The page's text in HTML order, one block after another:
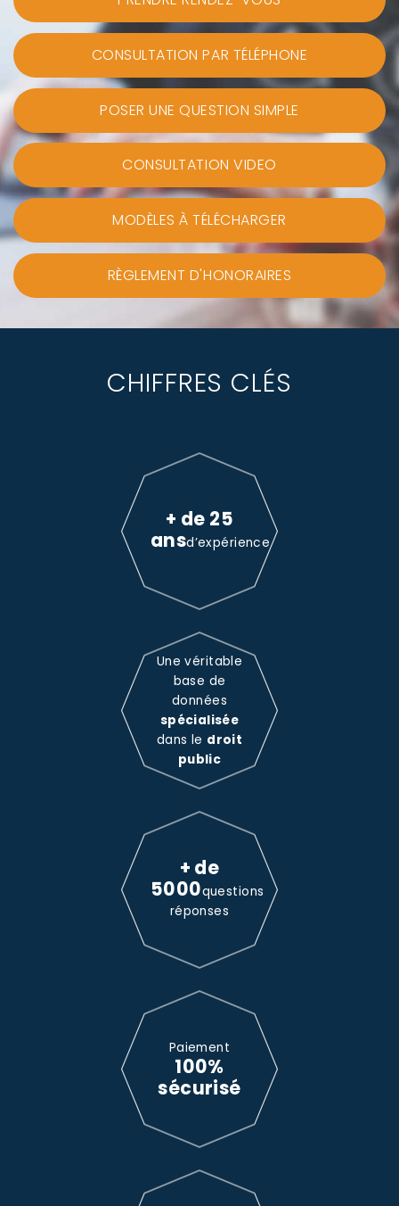
CONSULTATION PAR TÉLÉPHONE
POSER UNE QUESTION SIMPLE
CONSULTATION VIDEO
MODÈLES À TÉLÉCHARGER
RÈGLEMENT D'HONORAIRES
CHIFFRES CLÉS
+ de 25
ansd’expérience
Une véritable
base de
données
spécialisée
dans le droit
public
+ de
5000questions
réponses
Paiement
100%
sécurisé